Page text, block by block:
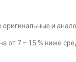
и
от 7 – 15 % ниже